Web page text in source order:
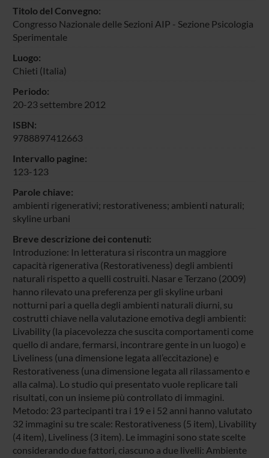
Titolo del Convegno:
Congresso Nazionale delle Sezioni AIP - Sezione Psicologia
Sperimentale
Luogo:
Chieti (Italia)
Periodo:
20-23 settembre 2012
ISBN:
9788897412663
Intervallo pagine:
123-123
Parole chiave:
ambienti rigenerativi; restorativeness; ambienti naturali;
skyline urbani
Breve descrizione dei contenuti:
Introduzione: In letteratura si riscontra un maggiore
capacità rigenerativa (Restorativeness) degli ambienti
naturali rispetto a quelli costruiti. Nasar e Terzano (2009)
hanno rilevato una preferenza per gli skyline urbani
notturni pari a quella degli ambienti naturali diurni, su
costrutti chiave nella valutazione emotiva degli ambienti:
Livability (la piacevolezza che suscita comportamenti come
quello di andare, fermarsi, incontrare gente in un luogo) e
Liveliness (una dimensione legata all’eccitazione) e
Restorativeness (una dimensione legata all rilassamento e
alla calma). Lo studio qui presentato vuole replicare tali
risultati, con un insieme più controllato di immagini.
Metodo: 23 partecipanti tra i 19 e i 52 anni hanno valutato
32 immagini su tre scale: Restorativeness (5 item), Livability
(4 item), Liveliness (3 item). Le immagini sono state scelte
considerando due fattori, ciascuno a due livelli: Ambiente